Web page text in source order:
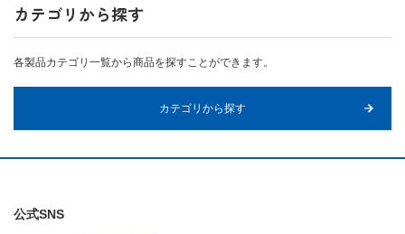
カテゴリから探す
各製品カテゴリ一覧から商品を探すことができます。
カテゴリから探す
公式SNS